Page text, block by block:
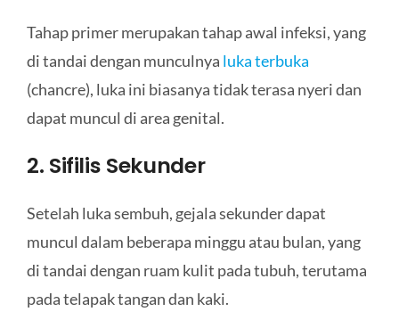
Tahap primer merupakan tahap awal infeksi, yang
di tandai dengan munculnya luka terbuka
(chancre), luka ini biasanya tidak terasa nyeri dan
dapat muncul di area genital.
2. Sifilis Sekunder
Setelah luka sembuh, gejala sekunder dapat
muncul dalam beberapa minggu atau bulan, yang
di tandai dengan ruam kulit pada tubuh, terutama
pada telapak tangan dan kaki.